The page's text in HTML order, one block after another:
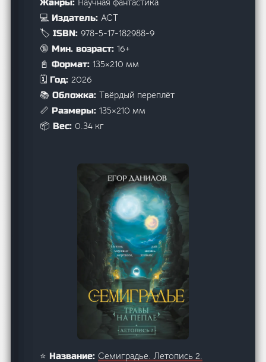
Жанры:
💻 Издатель:АСТ
🏷️ ISBN:978-5-17-182988-9
🔞 Мин. возраст:16+
📓 Формат:135×210 мм
🗓️ Год:2026
📚 Обложка:Твёрдый переплёт
📏 Размеры:135×210 мм
📦 Вес:0.34 кг
⭐ Название:Семиградье. Летопись 2.